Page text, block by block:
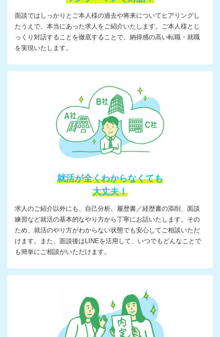
面談ではしっかりとご本人様の過去や将来についてヒアリングし
たうえで、本当にあった求人をご紹介いたします。ご本人様とじ
っくり対話することを徹底することで、納得感の高い転職・就職
を実現いたします。
就活が全くわからなくても
大丈夫！
求人のご紹介以外にも、自己分析、履歴書／経歴書の添削、面談
練習など就活の基本的なやり方から丁寧にお話いたします。その
ため、就活のやり方がわからない状態でも安心してご相談いただ
けます。また、面談後はLINEを活用して、いつでもどんなことで
も簡単にご相談がいただけます。